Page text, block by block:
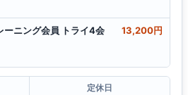
ーニング会員 トライ4会
13,200円
定休日